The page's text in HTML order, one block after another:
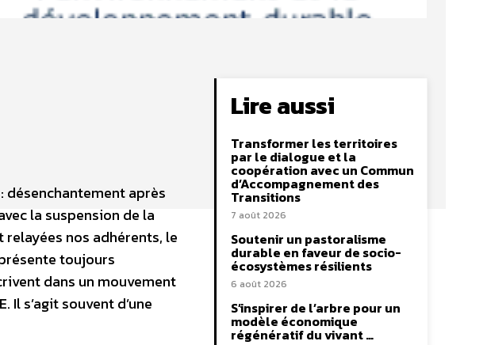
désenchantement après
la suspension de la
nos adhérents, le
toujours
dans un mouvement
Il s’agit souvent d’une
Lire aussi
Transformer les territoires
par le dialogue et la
coopération avec un Commun
d’Accompagnement des
Transitions
7 août 2026
Soutenir un pastoralisme
durable en faveur de socio-
écosystèmes résilients
6 août 2026
S’inspirer de l’arbre pour un
modèle économique
régénératif du vivant …